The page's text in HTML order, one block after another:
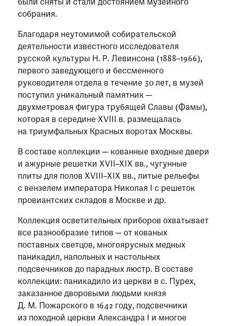
были сняты и стали достоянием музейного
собрания.
Благодаря неутомимой собирательской
деятельности известного исследователя
русской культуры Н. Р. Левинсона (1888–1966),
первого заведующего и бессменного
руководителя отдела в течение 30 лет, в музей
поступил уникальный памятник —
двухметровая фигура трубящей Славы (Фамы),
которая в середине XVIII в. размещалась
на триумфальных Красных воротах Москвы.
В составе коллекции — кованные входные двери
и ажурные решетки XVII–XIX вв., чугунные
плиты для полов XVIII–XIX вв., литые рельефы
с вензелем императора Николая I с решеток
провиантских складов в Москве и др.
Коллекция осветительных приборов охватывает
все разнообразие типов — от кованых
поставных светцов, многоярусных медных
паникадил, напольных и настольных
подсвечников до парадных люстр. В составе
коллекции: паникадило из церкви в с. Пурех,
заказанное дворовыми людьми князя
Д. М. Пожарского в 1642 году, подсвечники
из походной церкви Александра I и многое